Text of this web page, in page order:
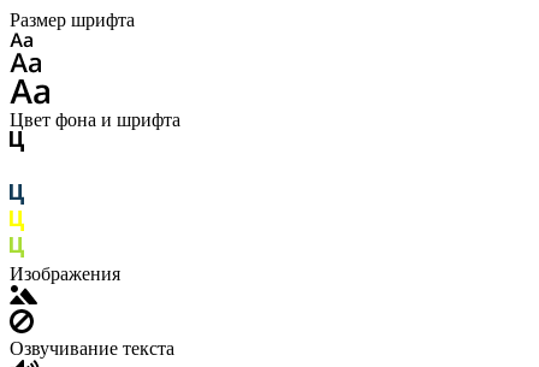
Размер шрифта
Цвет фона и шрифта
Изображения
Озвучивание текста